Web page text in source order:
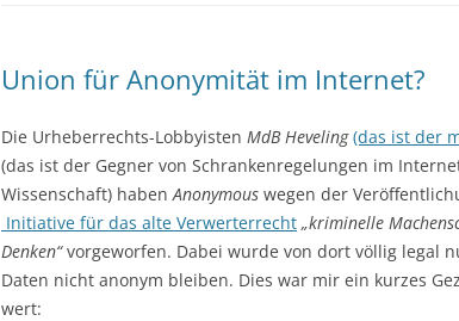
Union für Anonymität im Internet?
Die Urheberrechts-Lobbyisten MdB Heveling (das ist der
(das ist der Gegner von Schrankenregelungen im
Wissenschaft) habenAnonymous wegen der
Initiative für das alte Verwerterrecht „kriminelle
Denken“vorgeworfen. Dabei wurde von dort völlig legal
Daten nicht anonym bleiben. Dies war mir ein kurzes
wert: